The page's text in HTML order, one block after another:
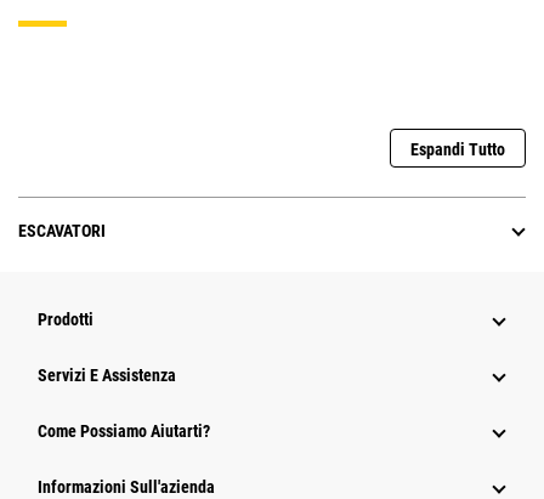
Espandi Tutto
ESCAVATORI
Prodotti
Servizi E Assistenza
Come Possiamo Aiutarti?
Informazioni Sull'azienda